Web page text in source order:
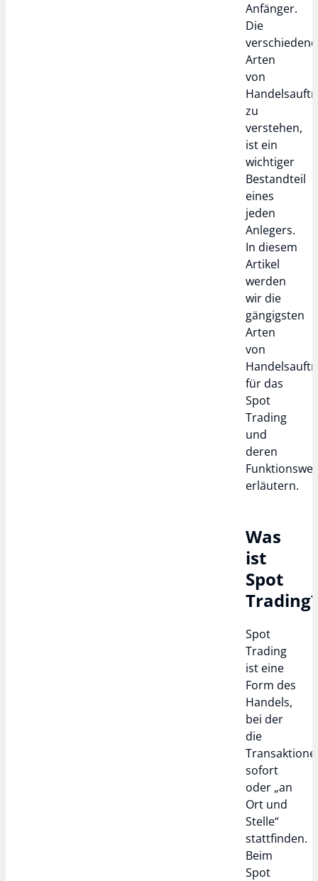
Anfänger.
Die
Arten
von
zu
verstehen,
ist ein
wichtiger
Bestandteil
eines
jeden
Anlegers.
In diesem
Artikel
werden
wir die
gängigsten
Arten
von
für das
Spot
Trading
und
deren
erläutern.
Was
ist
Spot
Spot
Trading
ist eine
Form des
Handels,
bei der
die
sofort
oder „an
Ort und
Stelle“
stattfinden.
Beim
Spot